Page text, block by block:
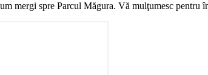
mergi spre Parcul Măgura. Vă mulţumesc pentru